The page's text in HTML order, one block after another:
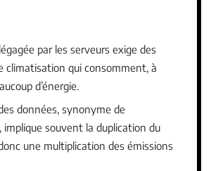
par les serveurs exige des
climatisation qui consomment, à
d’énergie.
données, synonyme de
implique souvent la duplication du
une multiplication des émissions